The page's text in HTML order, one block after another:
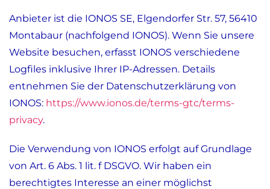
Anbieter ist die IONOS SE, Elgendorfer Str. 57, 56410
Montabaur (nachfolgend IONOS). Wenn Sie unsere
Website besuchen, erfasst IONOS verschiedene
Logfiles inklusive Ihrer IP-Adressen. Details
entnehmen Sie der Datenschutzerklärung von
IONOS: https://www.ionos.de/terms-gtc/terms-
privacy.
Die Verwendung von IONOS erfolgt auf Grundlage
von Art. 6 Abs. 1 lit. f DSGVO. Wir haben ein
berechtigtes Interesse an einer möglichst